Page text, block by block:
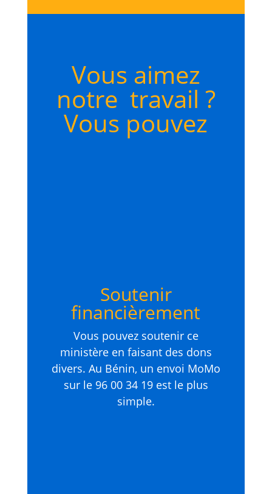
Vous aimez
notre travail ?
Vous pouvez
Soutenir
financièrement
Vous pouvez soutenir ce
ministère en faisant des dons
divers. Au Bénin, un envoi MoMo
sur le 96 00 34 19 est le plus
simple.